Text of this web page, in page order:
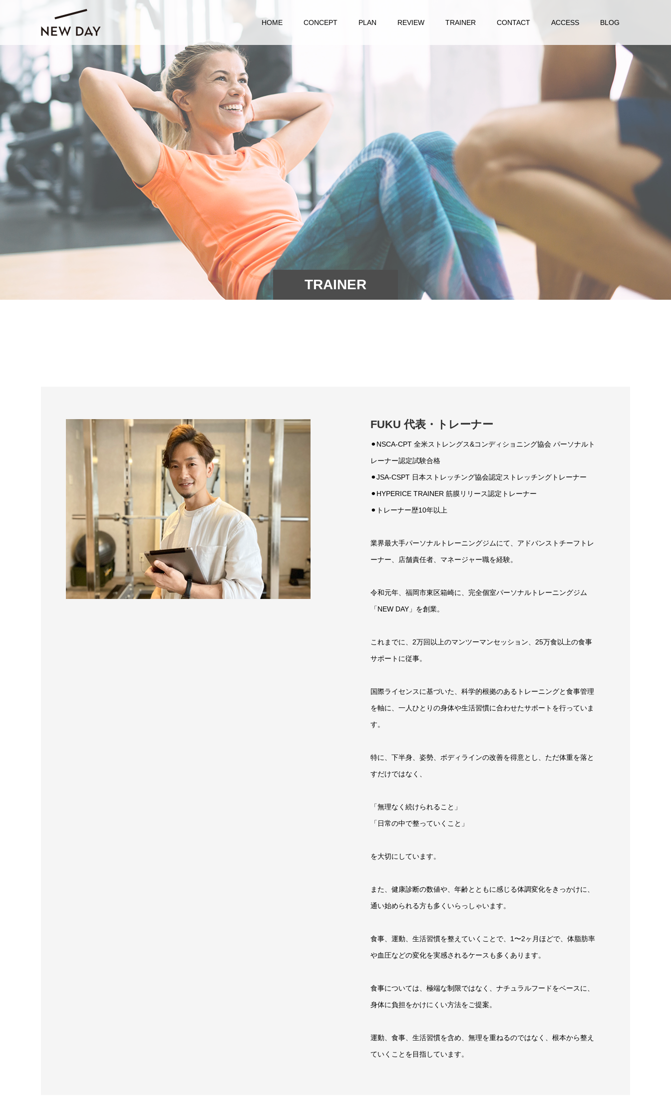
HOME CONCEPT PLAN REVIEW TRAINER CONTACT ACCESS BLOG
TRAINER
FUKU 代表・トレーナー
⚫︎NSCA-CPT 全米ストレングス&コンディショニング協会 パーソナルト
レーナー認定試験合格
⚫︎JSA-CSPT 日本ストレッチング協会認定ストレッチングトレーナー
⚫︎HYPERICE TRAINER 筋膜リリース認定トレーナー
⚫︎トレーナー歴10年以上
業界最大手パーソナルトレーニングジムにて、アドバンストチーフトレ
ーナー、店舗責任者、マネージャー職を経験。
令和元年、福岡市東区箱崎に、完全個室パーソナルトレーニングジム
「NEW DAY」を創業。
これまでに、2万回以上のマンツーマンセッション、25万食以上の食事
サポートに従事。
国際ライセンスに基づいた、科学的根拠のあるトレーニングと食事管理
を軸に、一人ひとりの身体や生活習慣に合わせたサポートを行っていま
す。
特に、下半身、姿勢、ボディラインの改善を得意とし、ただ体重を落と
すだけではなく、
「無理なく続けられること」
「日常の中で整っていくこと」
を大切にしています。
また、健康診断の数値や、年齢とともに感じる体調変化をきっかけに、
通い始められる方も多くいらっしゃいます。
食事、運動、生活習慣を整えていくことで、1〜2ヶ月ほどで、体脂肪率
や血圧などの変化を実感されるケースも多くあります。
食事については、極端な制限ではなく、ナチュラルフードをベースに、
身体に負担をかけにくい方法をご提案。
運動、食事、生活習慣を含め、無理を重ねるのではなく、根本から整え
ていくことを目指しています。